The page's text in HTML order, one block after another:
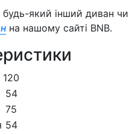
який інший диван чи
на нашому сайті BNB.
120
54
75
54